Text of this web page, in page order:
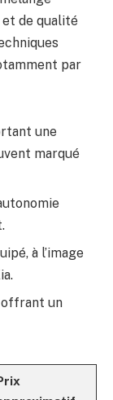
de qualité
par
une
marqué
à l’image
un